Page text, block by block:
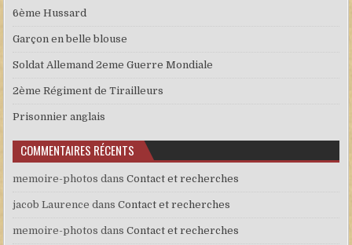
6ème Hussard
Garçon en belle blouse
Soldat Allemand 2eme Guerre Mondiale
2ème Régiment de Tirailleurs
Prisonnier anglais
COMMENTAIRES RÉCENTS
memoire-photos dansContact et recherches
jacob Laurence dansContact et recherches
memoire-photos dansContact et recherches